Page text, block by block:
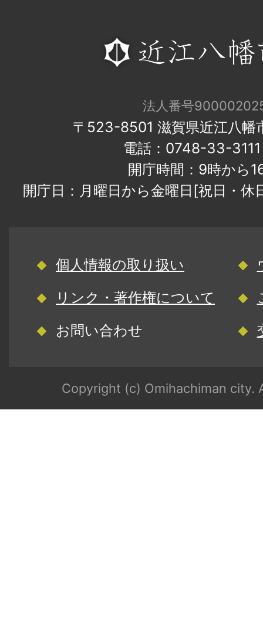
法人番号
〒523-8501 滋賀県近江八幡
電話：0748-33-
開庁時間：9時から
開庁日：月曜日から金曜日[祝日・
個人情報の取り扱い
リンク・著作権について
お問い合わせ
Copyright (c) Omihachiman city.